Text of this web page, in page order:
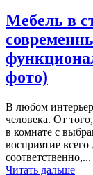
Мебель в
фото)
В любом
человека. От
в комнате с
восприятие
соответственно,...
Читать дальше